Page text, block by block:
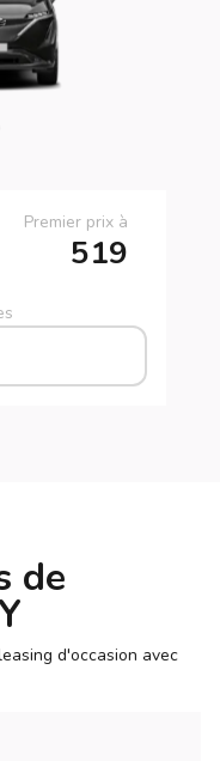
Premier prix à
519
de
d'occasion avec